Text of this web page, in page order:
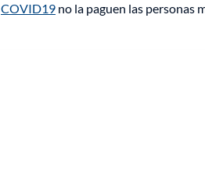
COVID19 no la paguen las personas